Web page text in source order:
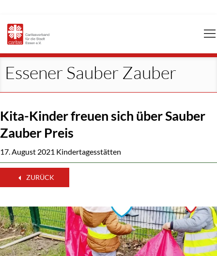
Essener Sauber Zauber
Kita-Kinder freuen sich über Sauber
Zauber Preis
17. August 2021 Kindertagesstätten
ZURÜCK